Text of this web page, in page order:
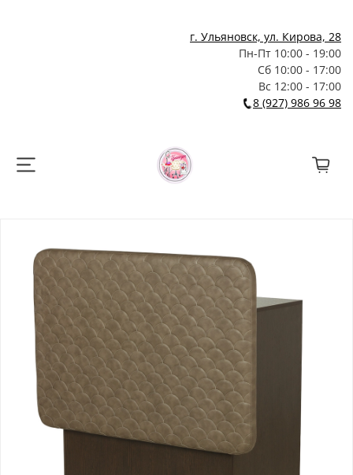
г. Ульяновск, ул. Кирова, 28
Пн-Пт 10:00 - 19:00
Сб 10:00 - 17:00
Вс 12:00 - 17:00
8 (927) 986 96 98